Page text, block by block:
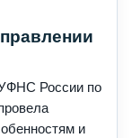
России по
и